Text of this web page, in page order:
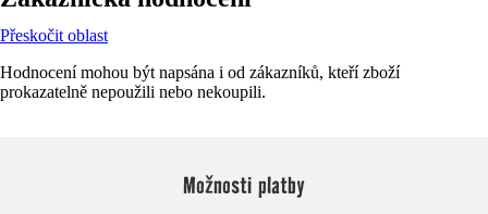
Přeskočit oblast
Hodnocení mohou být napsána i od zákazníků, kteří zboží
prokazatelně nepoužili nebo nekoupili.
Možnosti platby